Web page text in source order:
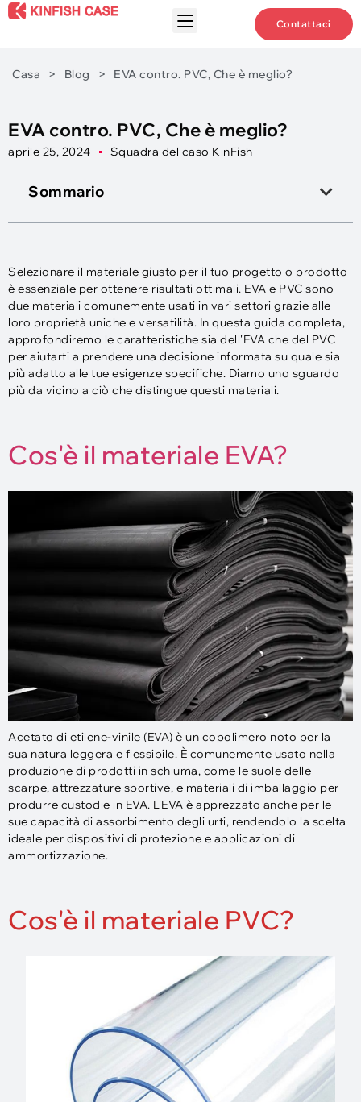
Contattaci
Casa > Blog > EVA contro. PVC, Che è meglio?
EVA contro. PVC, Che è meglio?
aprile 25, 2024 Squadra del caso KinFish
Sommario
Selezionare il materiale giusto per il tuo progetto o prodotto
è essenziale per ottenere risultati ottimali. EVA e PVC sono
due materiali comunemente usati in vari settori grazie alle
loro proprietà uniche e versatilità. In questa guida completa,
approfondiremo le caratteristiche sia dell'EVA che del PVC
per aiutarti a prendere una decisione informata su quale sia
più adatto alle tue esigenze specifiche. Diamo uno sguardo
più da vicino a ciò che distingue questi materiali.
Cos'è il materiale EVA?
Acetato di etilene-vinile (EVA) è un copolimero noto per la
sua natura leggera e flessibile. È comunemente usato nella
produzione di prodotti in schiuma, come le suole delle
scarpe, attrezzature sportive, e materiali di imballaggio per
produrre custodie in EVA. L'EVA è apprezzato anche per le
sue capacità di assorbimento degli urti, rendendolo la scelta
ideale per dispositivi di protezione e applicazioni di
ammortizzazione.
Cos'è il materiale PVC?